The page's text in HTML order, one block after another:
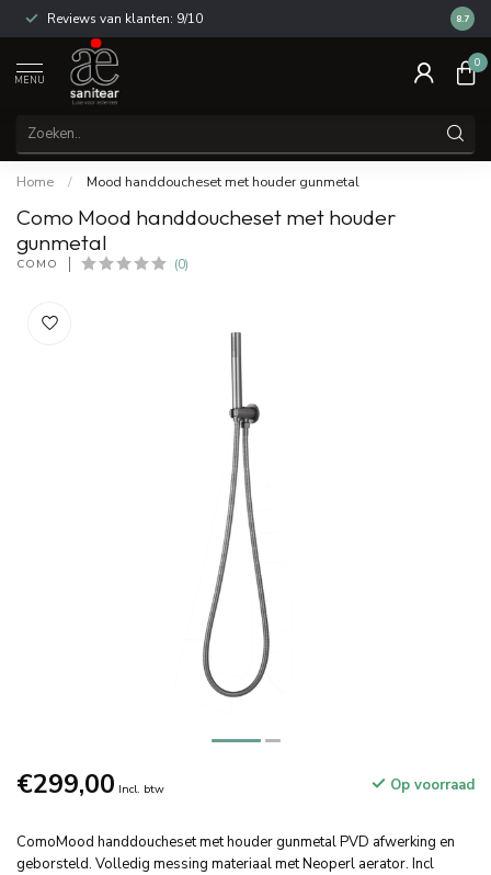
Reviews van klanten: 9/10 14
8.7
MENU
0
Home / Mood handdoucheset met houder gunmetal
Como Mood handdoucheset met houder
gunmetal
COMO (0)
€299,00 Incl. btw Op voorraad
ComoMood handdoucheset met houder gunmetal PVD afwerking en
geborsteld. Volledig messing materiaal met Neoperl aerator. Incl